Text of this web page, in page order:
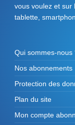
vous voulez et sur
tablette,
Qui sommes-nous
Nos abonnements
Protection des
Plan du site
Mon compte